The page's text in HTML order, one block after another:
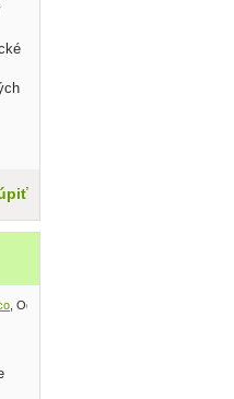
, Odeon 1972